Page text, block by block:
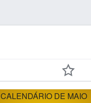
CALENDÁRIO DE MAIO